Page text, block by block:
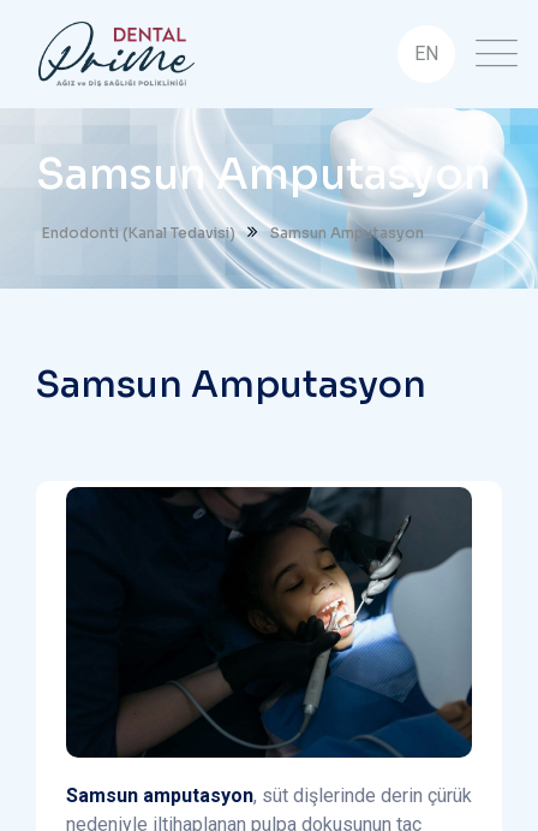
EN
Samsun Amputasyon
Endodonti (Kanal Tedavisi) Samsun Amputasyon
Samsun Amputasyon
Samsun amputasyon, süt dişlerinde derin çürük
nedeniyle iltihaplanan pulpa dokusunun taç